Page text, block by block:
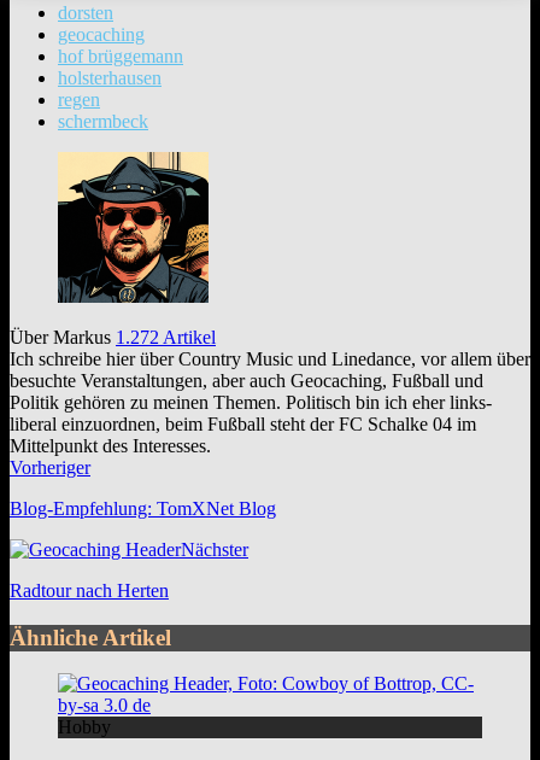
dorsten
geocaching
hof brüggemann
holsterhausen
regen
schermbeck
Über Markus 1.272 Artikel
Ich schreibe hier über Country Music und Linedance, vor allem über
besuchte Veranstaltungen, aber auch Geocaching, Fußball und
Politik gehören zu meinen Themen. Politisch bin ich eher links-
liberal einzuordnen, beim Fußball steht der FC Schalke 04 im
Mittelpunkt des Interesses.
Webseite
Facebook
Vorheriger
Blog-Empfehlung: TomXNet Blog
Nächster
Radtour nach Herten
Ähnliche Artikel
Hobby